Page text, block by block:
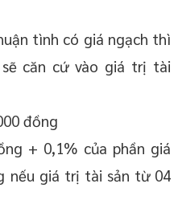
tình có giá ngạch thì
căn cứ vào giá trị tài
đồng
+ 0,1% của phần giá
nếu giá trị tài sản từ 04